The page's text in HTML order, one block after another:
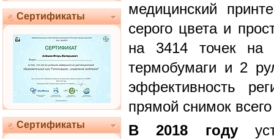
Сертификаты
Сертификаты
медицинский
серого цвета и
на 3414 точек на
термобумаги и 2
эффективность
прямой снимок
В 2018 году